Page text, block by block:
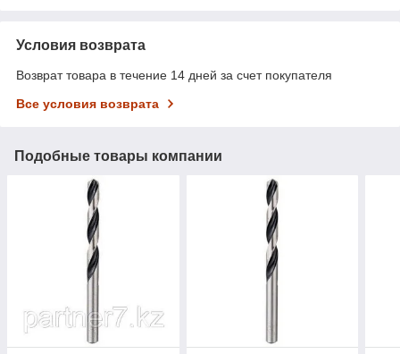
Условия возврата
Возврат товара в течение 14 дней за счет покупателя
Все условия возврата
Подобные товары компании